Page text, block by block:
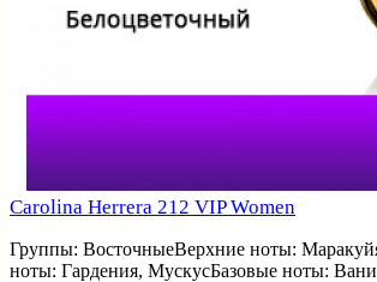
Carolina Herrera 212 VIP Women
Группы: ВосточныеВерхние ноты:
ноты: Гардения, МускусБазовые ноты: